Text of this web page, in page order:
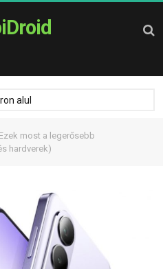
alul
Ezek most a legerősebb
hardverek)